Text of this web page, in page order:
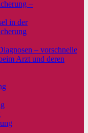
–
in der
– vorschnelle
Arzt und deren